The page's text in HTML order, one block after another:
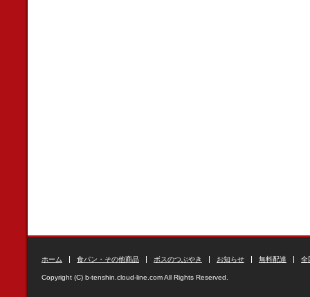
ホーム 食パン・その他商品 ボスのつぶやき お知らせ 無料配達 全
Copyright (C) b-tenshin.cloud-line.com All Rights Reserved.